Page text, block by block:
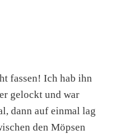
fassen! Ich hab ihn
gelockt und war
dann auf einmal lag
den Möpsen